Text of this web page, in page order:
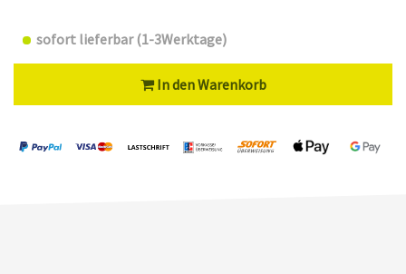
sofort lieferbar (1-3Werktage)
In den Warenkorb